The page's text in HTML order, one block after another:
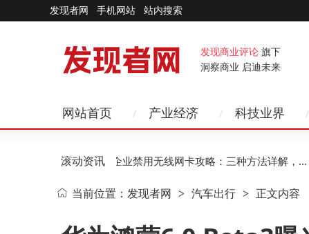
发现者网 手机网站 站内搜索
发现商业评论旗下
洞察商业 启迪未来
网站首页 产业经济 科技业界
滚动资讯
11-15 企业禁用无线网卡攻略：三种方法详解，第
二种助企业高效管控风险
当前位置： 发现者网 > 汽车出行 > 正文内容